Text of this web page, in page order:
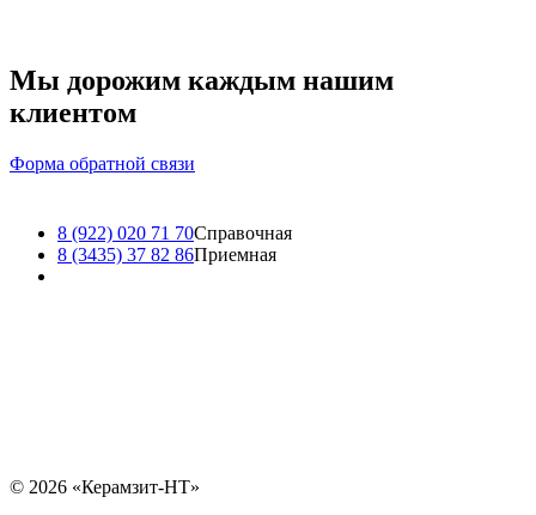
Мы дорожим каждым нашим
клиентом
Форма обратной связи
8 (922) 020 71 70Справочная
8 (3435) 37 82 86Приемная
© 2026 «Керамзит-НТ»